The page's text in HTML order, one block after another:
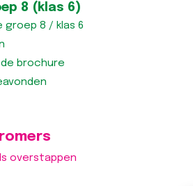
8 (klas 6)
groep 8 / klas 6
de brochure
overstappen